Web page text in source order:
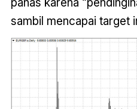
sambil mencapai target